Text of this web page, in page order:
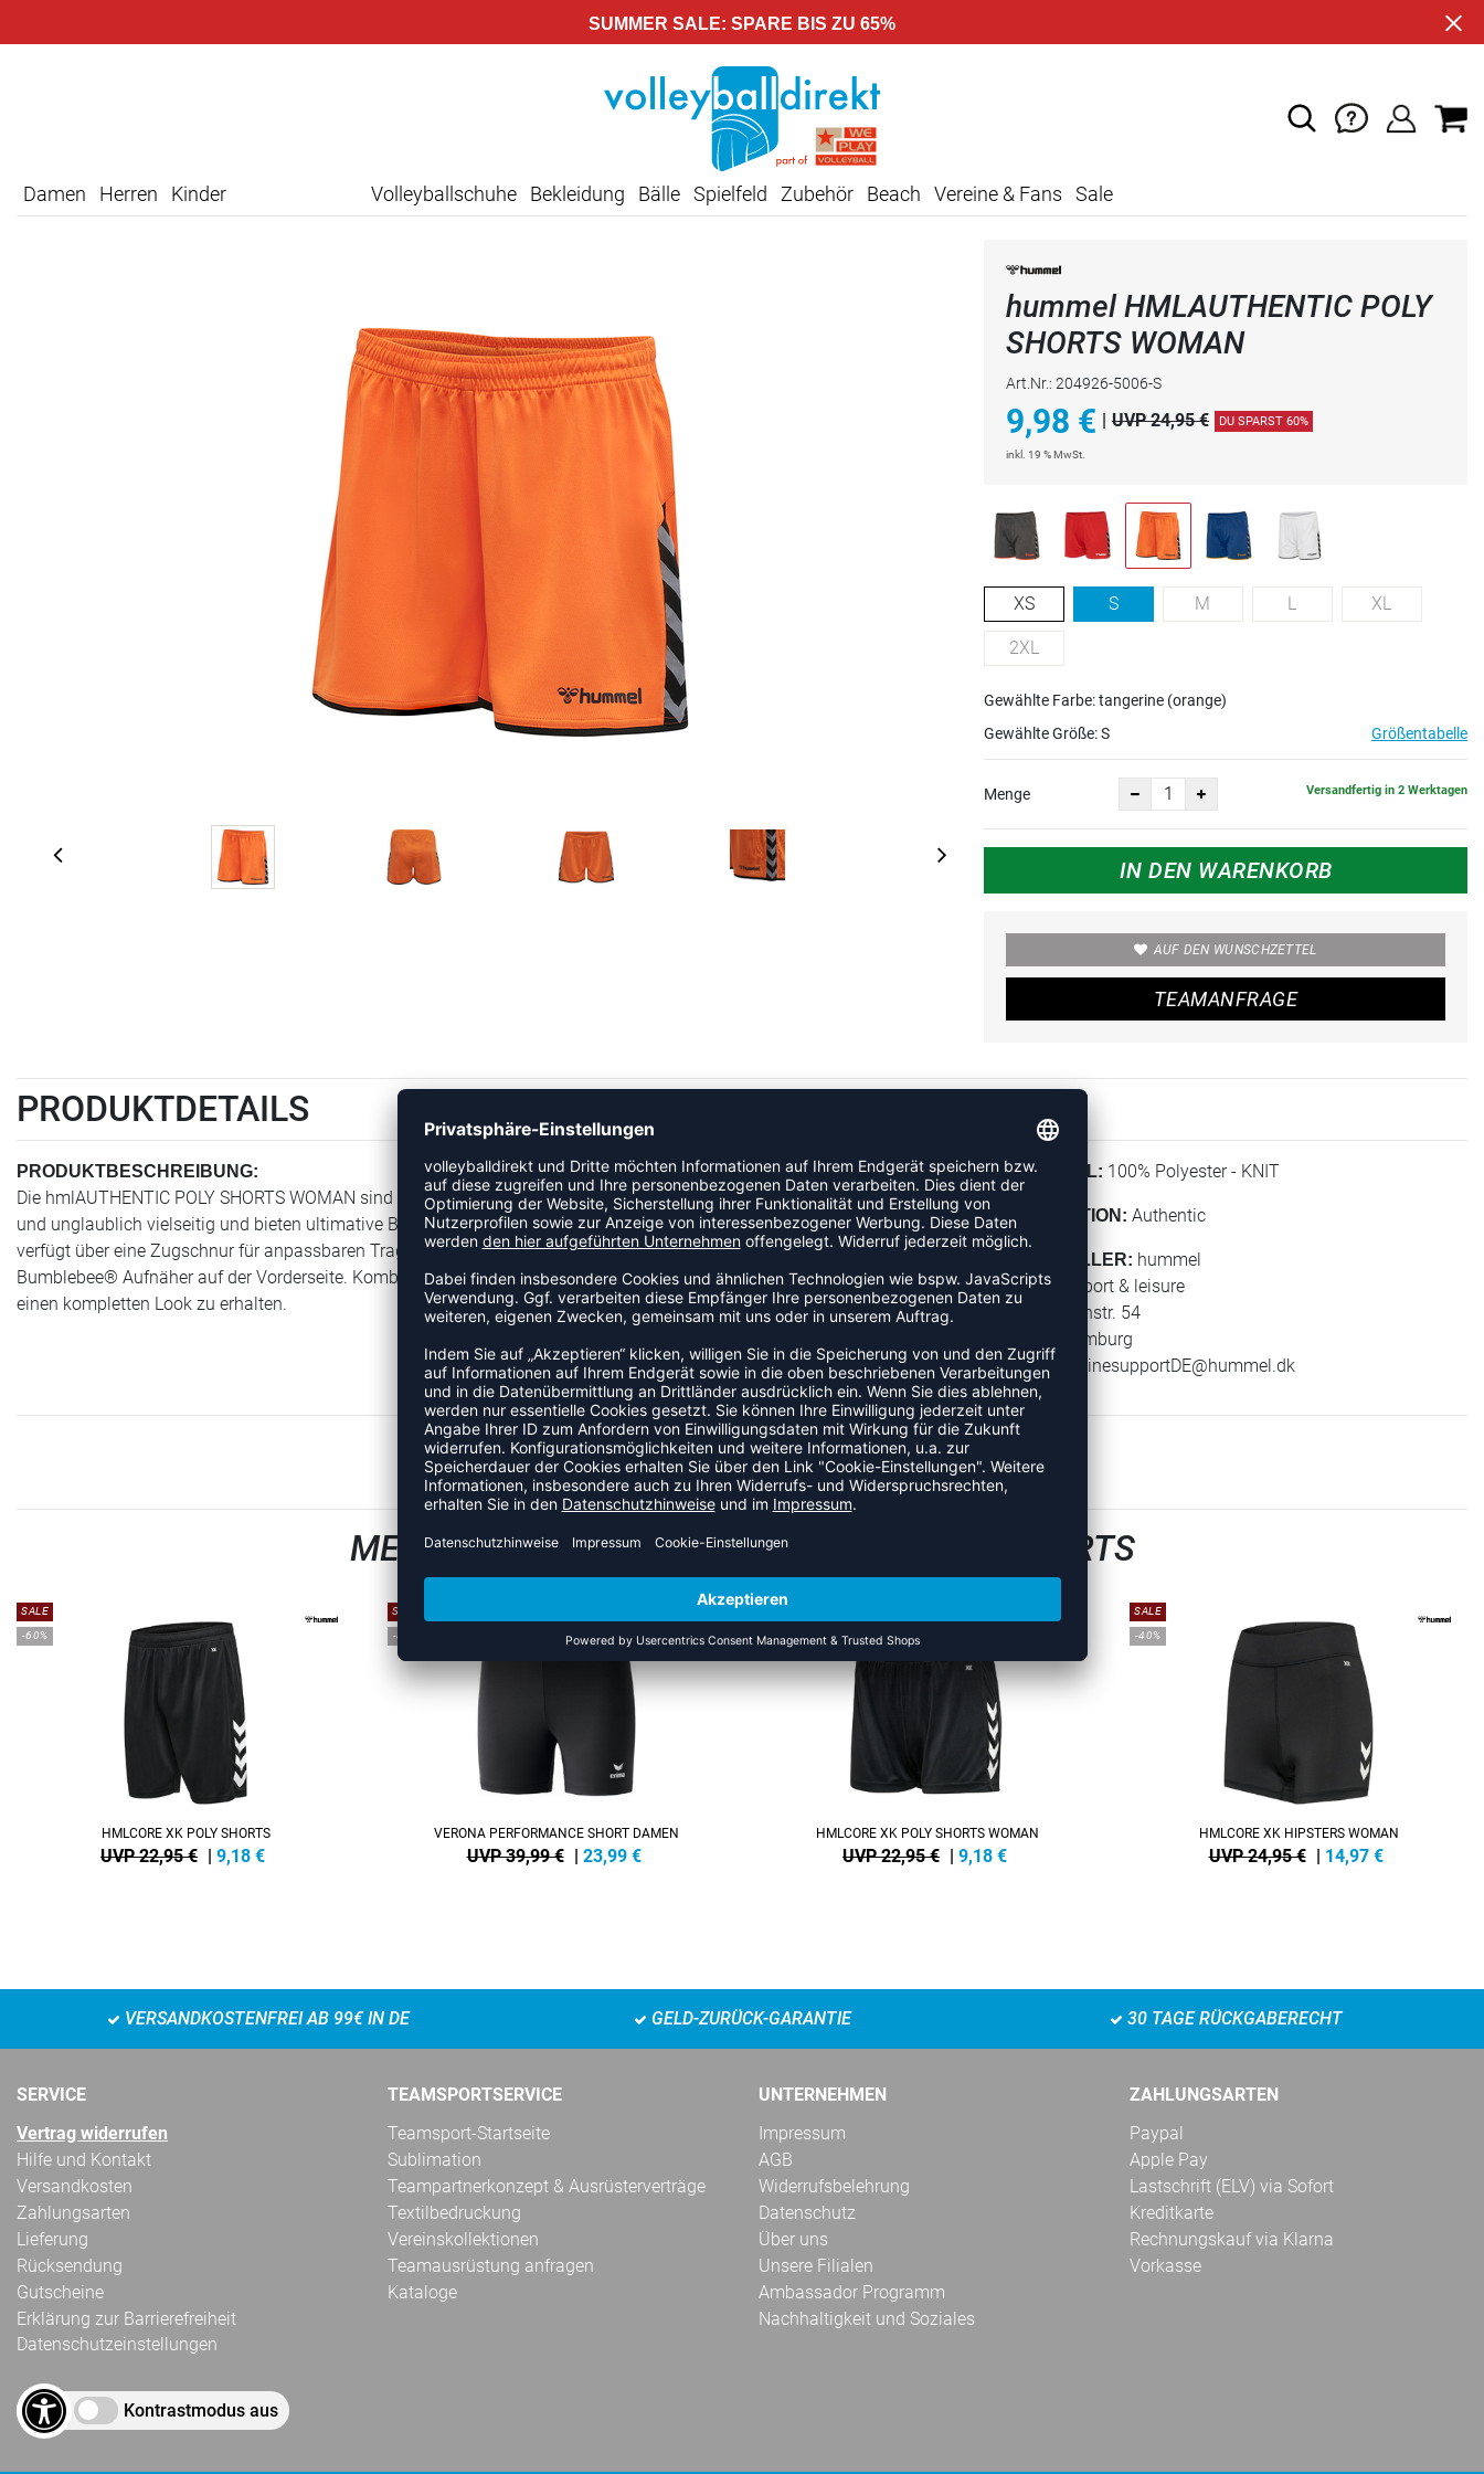
SUMMER SALE: SPARE BIS ZU 65%
Damen Herren Kinder Volleyballschuhe Bekleidung Bälle Spielfeld Zubehör Beach Vereine & Fans Sale
hummel HMLAUTHENTIC POLY
SHORTS WOMAN
Art.Nr.: 204926-5006-S
9,98 € UVP 24,95 € DU SPARST 60%
inkl. 19 % MwSt.
XS S M L XL
2XL
Gewählte Farbe: tangerine (orange)
Gewählte Größe:S Größentabelle
Menge Versandfertig in 2 Werktagen
IN DEN WARENKORB
AUF DEN WUNSCHZETTEL
TEAMANFRAGE
PRODUKTDETAILS
PRODUKTBESCHREIBUNG:
Die hmlAUTHENTIC POLY SHORTS WOMAN sind unübertroffen für jede Sportart. Sie sind super bequem, sensationell leicht
und unglaublich vielseitig und bieten ultimative Bewegungsfreiheit auf oder außerhalb des Feldes. Diese beliebte Shorts
verfügt über eine Zugschnur für anpassbaren Tragekomfort, vier hummel® Winkel an jedem Bein und einen hummel®
Bumblebee® Aufnäher auf der Vorderseite. Kombiniere sie mit jedem Top aus dem hummel® AUTHENTIC Sortiment, um
einen kompletten Look zu erhalten.
MATERIAL: 100% Polyester - KNIT
KOLLEKTION: Authentic
HERSTELLER: hummel
hummel sport & leisure
Leverkusenstr. 54
22761 Hamburg
E-Mail:
onlinesupportDE@hummel.dk
ZULETZT ANGESEHEN
MEHR AUS DER KATEGORIE VOLLEYBALLSHORTS
SALE
-60%
HMLCORE XK POLY SHORTS
UVP 22,95 € | 9,18 €
SALE
-40%
VERONA PERFORMANCE SHORT DAMEN
UVP 39,99 € | 23,99 €
-60%
HMLCORE XK POLY SHORTS WOMAN
UVP 22,95 € | 9,18 €
SALE
-40%
HMLCORE XK HIPSTERS WOMAN
UVP 24,95 € | 14,97 €
VERSANDKOSTENFREI AB 99€ IN DE GELD-ZURÜCK-GARANTIE 30 TAGE RÜCKGABERECHT
SERVICE
Vertrag widerrufen
Hilfe und Kontakt
Versandkosten
Zahlungsarten
Lieferung
Rücksendung
Gutscheine
Erklärung zur Barrierefreiheit
Datenschutzeinstellungen
Kontrastmodus aus
TEAMSPORTSERVICE
Teamsport-Startseite
Sublimation
Teampartnerkonzept & Ausrüsterverträge
Textilbedruckung
Vereinskollektionen
Teamausrüstung anfragen
Kataloge
UNTERNEHMEN
Impressum
AGB
Widerrufsbelehrung
Datenschutz
Über uns
Unsere Filialen
Ambassador Programm
Nachhaltigkeit und Soziales
ZAHLUNGSARTEN
Paypal
Apple Pay
Lastschrift (ELV) via Sofort
Kreditkarte
Rechnungskauf via Klarna
Vorkasse